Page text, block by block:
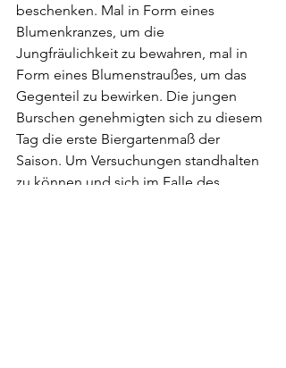
beschenken. Mal in Form eines
Blumenkranzes, um die
Jungfräulichkeit zu bewahren, mal in
Form eines Blumenstraußes, um das
Gegenteil zu bewirken. Die jungen
Burschen genehmigten sich zu diesem
Tag die erste Biergartenmaß der
Saison. Um Versuchungen standhalten
zu können und sich im Falle des